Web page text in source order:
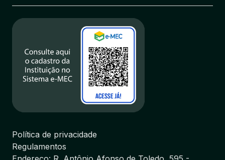
Política de privacidade
Regulamentos